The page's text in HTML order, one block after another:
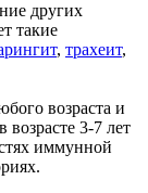
других
такие
, трахеит,
возраста и
возрасте 3-7 лет
иммунной